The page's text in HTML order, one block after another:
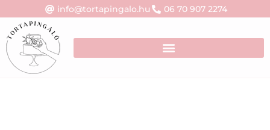
info@tortapingalo.hu 06 70 907 2274